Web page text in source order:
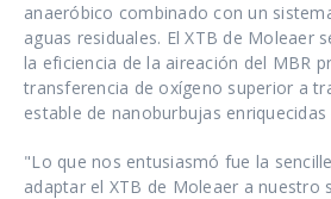
anaeróbico combinado con un
aguas residuales. El XTB de Moleaer
la eficiencia de la aireación del MBR
transferencia de oxígeno superior a
estable de nanoburbujas
"Lo que nos entusiasmó fue la
adaptar el XTB de Moleaer a nuestro